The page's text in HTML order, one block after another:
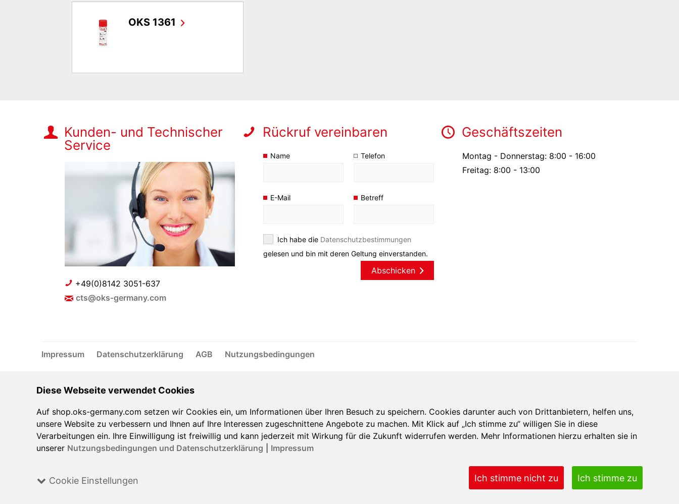
Diese Webseite verwendet Cookies
Auf shop.oks-germany.com setzen wir Cookies ein, um Informationen über Ihren Besuch zu speichern. Cookies darunter auch von Drittanbietern, helfen uns,
unsere Website zu verbessern und Ihnen auf Ihre Interessen zugeschnittene Angebote zu machen. Mit Klick auf „Ich stimme zu“ willigen Sie in diese
Verarbeitungen ein. Ihre Einwilligung ist freiwillig und kann jederzeit mit Wirkung für die Zukunft widerrufen werden. Mehr Informationen hierzu erhalten sie in
unserer Nutzungsbedingungen und Datenschutzerklärung Impressum
Cookie Einstellungen Ich stimme nicht zu Ich stimme zu
OKS 1361
Kunden- und Technischer
Service
+49(0)8142 3051-637
cts@oks-germany.com
Rückruf vereinbaren
Name Telefon
E-Mail Betreff
Ich habe die Datenschutzbestimmungen
gelesen und bin mit deren Geltung einverstanden.
Abschicken
Geschäftszeiten
Montag - Donnerstag: 8:00 - 16:00
Freitag: 8:00 - 13:00
Impressum Datenschutzerklärung AGB Nutzungsbedingungen